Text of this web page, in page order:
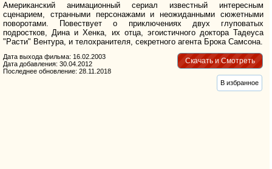
Американский анимационный сериал известный интересным
сценарием, странными персонажами и неожиданными сюжетными
поворотами. Повествует о приключениях двух глуповатых
подростков, Дина и Хенка, их отца, эгоистичного доктора Тадеуса
"Расти" Вентура, и телохранителя, секретного агента Брока Самсона.
Скачать и Смотреть
Дата выхода фильма: 16.02.2003
Дата добавления: 30.04.2012
Последнее обновление: 28.11.2018
В избранное